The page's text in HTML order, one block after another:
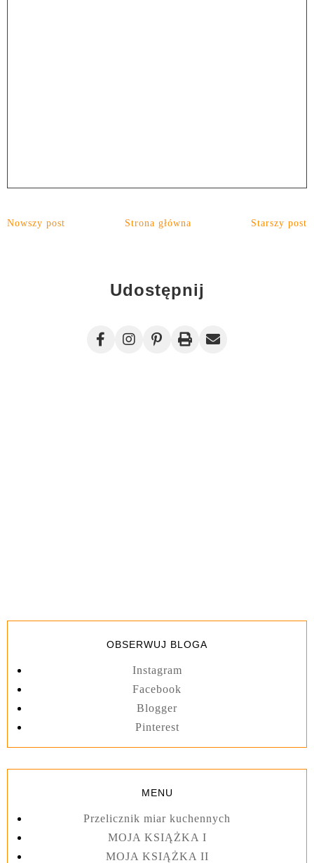
Nowszy post Starszy post
Strona główna
Udostępnij
OBSERWUJ BLOGA
Instagram
Facebook
Blogger
Pinterest
MENU
Przelicznik miar kuchennych
MOJA KSIĄŻKA I
MOJA KSIĄŻKA II